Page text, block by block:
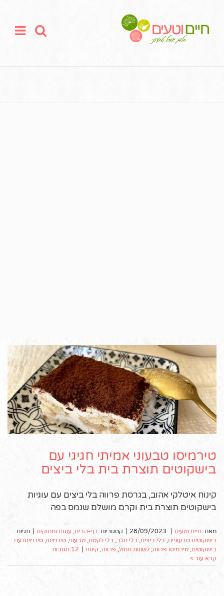
טירמיסו טבעוני אמיתי חגיגי עם
בישקוטים תוצרת בית בלי ביצים
קינוח איטלקי אהוב, בגרסת פרווה בלי ביצים עם עוגיות
בישקוטים תוצרת בית וקרם מושלם שנמס בפה
מאת: חיים וטעים 28/09/2023 קטגוריות: דף-הבית, עוגות ומתוקים
תגיות:
בישקוטים טבעוניים, בלי ביצים, בלי חלב, בלי לקטוז, טבעוני, טירמיסו, טירמיסו עם
בישקוטים, טירמיסו פרווה, לשונות חתול, פרווה, קינוח
12 תגובות
קרא עוד >